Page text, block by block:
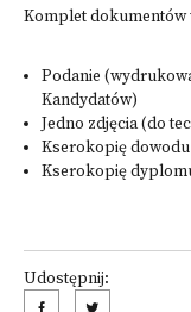
Komplet dokumentów
Podanie
Kandydatów)
Jedno zdjęcia (do
Kserokopię
Kserokopię
Udostępnij: